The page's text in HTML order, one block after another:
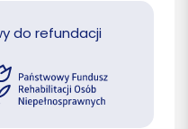
do refundacji